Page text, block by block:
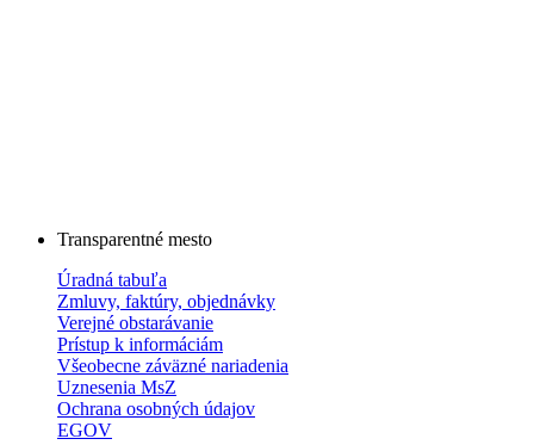
Transparentné mesto
Úradná tabuľa
Zmluvy, faktúry, objednávky
Verejné obstarávanie
Prístup k informáciám
Všeobecne záväzné nariadenia
Uznesenia MsZ
Ochrana osobných údajov
EGOV